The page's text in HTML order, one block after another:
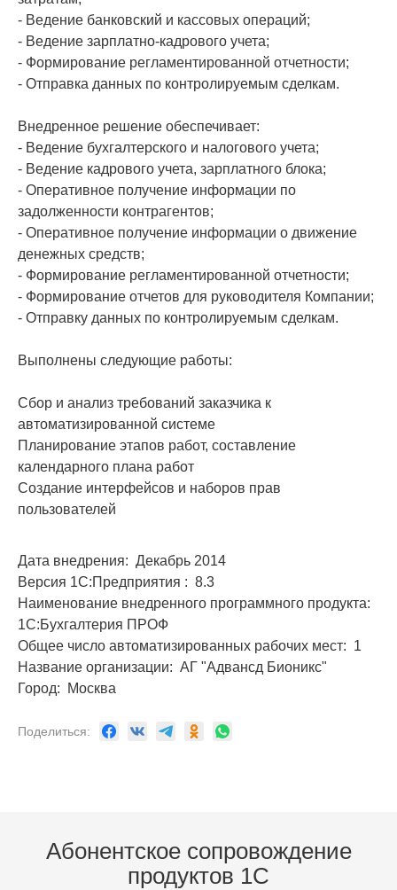
- Ведение банковский и кассовых операций;
- Ведение зарплатно-кадрового учета;
- Формирование регламентированной отчетности;
- Отправка данных по контролируемым сделкам.
Внедренное решение обеспечивает:
- Ведение бухгалтерского и налогового учета;
- Ведение кадрового учета, зарплатного блока;
- Оперативное получение информации по
задолженности контрагентов;
- Оперативное получение информации о движение
денежных средств;
- Формирование регламентированной отчетности;
- Формирование отчетов для руководителя Компании;
- Отправку данных по контролируемым сделкам.
Выполнены следующие работы:
Сбор и анализ требований заказчика к
автоматизированной системе
Планирование этапов работ, составление
календарного плана работ
Создание интерфейсов и наборов прав
пользователей
Дата внедрения: Декабрь 2014
Версия 1С:Предприятия : 8.3
Наименование внедренного программного продукта:
1С:Бухгалтерия ПРОФ
Общее число автоматизированных рабочих мест: 1
Название организации: АГ "Адвансд Бионикс"
Город: Москва
Поделиться:
Абонентское сопровождение
продуктов 1C